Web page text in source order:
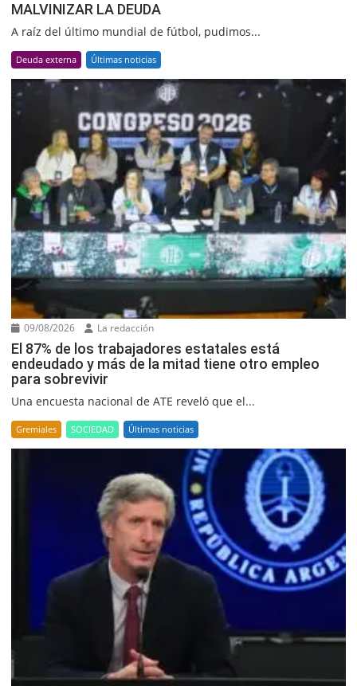
MALVINIZAR LA DEUDA
A raíz del último mundial de fútbol, pudimos...
Deuda externa Últimas noticias
09/08/2026 La redacción
El 87% de los trabajadores estatales está
endeudado y más de la mitad tiene otro empleo
para sobrevivir
Una encuesta nacional de ATE reveló que el...
Gremiales SOCIEDAD Últimas noticias